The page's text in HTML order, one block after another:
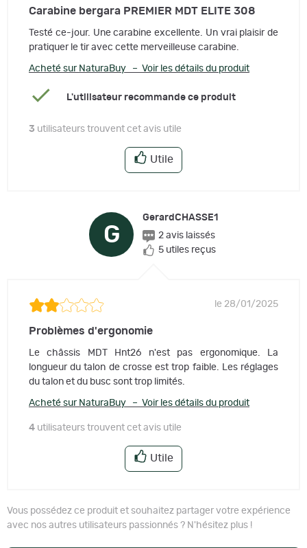
Carabine bergara PREMIER MDT ELITE 308
Testé ce-jour. Une carabine excellente. Un vrai plaisir de
pratiquer le tir avec cette merveilleuse carabine.
Acheté sur NaturaBuy – Voir les détails du produit
L'utilisateur recommande ce produit
3 utilisateurs trouvent cet avis utile
Utile
G
GerardCHASSE1
2 avis laissés
5 utiles reçus
le 28/01/2025
Problèmes d'ergonomie
Le châssis MDT Hnt26 n'est pas ergonomique. La
longueur du talon de crosse est trop faible. Les réglages
du talon et du busc sont trop limités.
Acheté sur NaturaBuy – Voir les détails du produit
4 utilisateurs trouvent cet avis utile
Utile
Vous possédez ce produit et souhaitez partager votre expérience
avec nos autres utilisateurs passionnés ? N'hésitez plus !